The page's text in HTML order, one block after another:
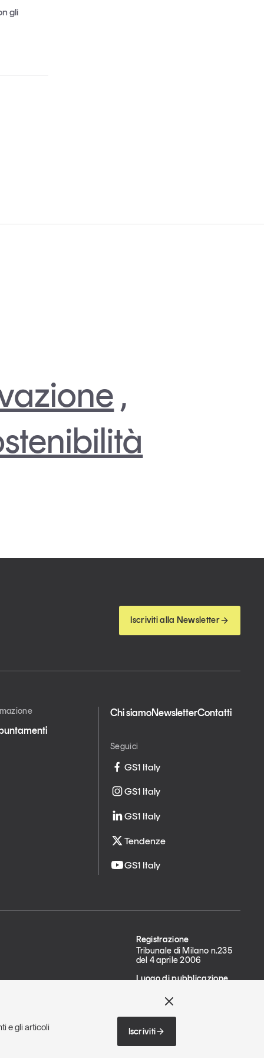
gli
,
e gli articoli Iscriviti
Iscriviti alla Newsletter
Chi siamoNewsletterContatti
Seguici
GS1 Italy
GS1 Italy
GS1 Italy
Tendenze
GS1 Italy
Registrazione
Tribunale di Milano n.235
del 4 aprile 2006
Luogo di pubblicazione
Dichiarazione di